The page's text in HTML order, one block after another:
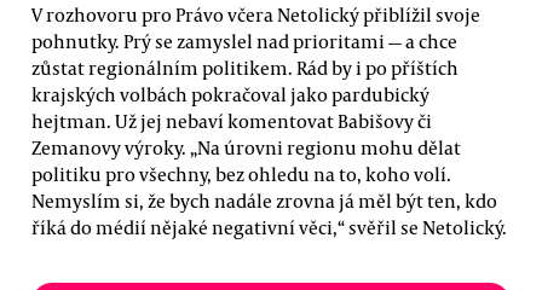
V rozhovoru pro Právo včera Netolický přiblížil svoje
pohnutky. Prý se zamyslel nad prioritami — a chce
zůstat regionálním politikem. Rád by i po příštích
krajských volbách pokračoval jako pardubický
hejtman. Už jej nebaví komentovat Babišovy či
Zemanovy výroky. „Na úrovni regionu mohu dělat
politiku pro všechny, bez ohledu na to, koho volí.
Nemyslím si, že bych nadále zrovna já měl být ten, kdo
říká do médií nějaké negativní věci,“ svěřil se Netolický.